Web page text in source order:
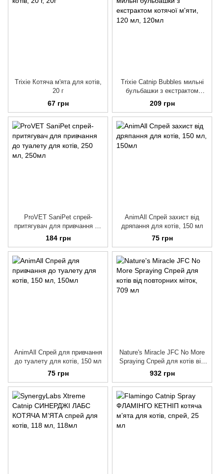
Trixie Котяча м'ята для котів,
20 г
67 грн
Trixie Catnip Bubbles мильні
бульбашки з екстрактом
котячої м'яти, 120 мл
209 грн
ProVET SaniPet спрей-
притягувач для привчання до
туалету для котів, 250 мл
184 грн
AnimAll Спрей захист від
дряпання для котів, 150 мл
75 грн
AnimAll Спрей для привчання
до туалету для котів, 150 мл
75 грн
Nature's Miracle JFC No More
Spraying Спрей для котів від
повторних міток, 709 мл
932 грн